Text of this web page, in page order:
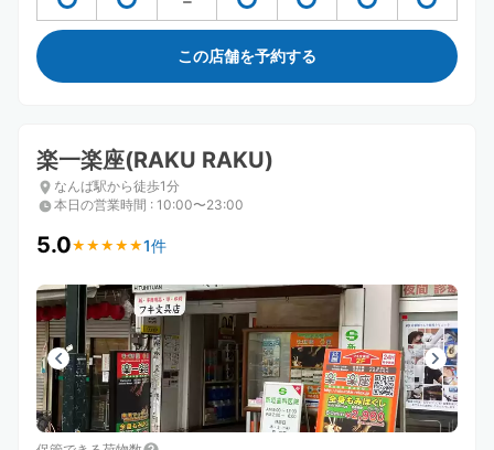
この店舗を予約する
楽一楽座(RAKU RAKU)
なんば駅から徒歩1分
本日の営業時間 : 10:00〜23:00
5.0★ ★ ★ ★ ★
★ ★ ★ ★ ★1件